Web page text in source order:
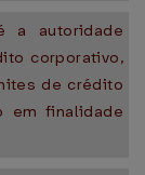
a autoridade
corporativo,
de crédito
em finalidade